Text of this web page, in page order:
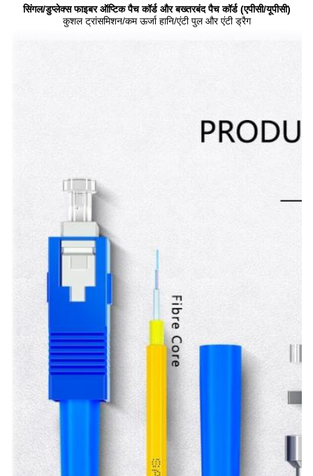
सिंगल/डुप्लेक्स फाइबर ऑप्टिक पैच कॉर्ड और बख्तरबंद पैच कॉर्ड (एपीसी/यूपीसी)
कुशल ट्रांसमिशन/कम ऊर्जा हानि/एंटी पुल और एंटी ड्रैग